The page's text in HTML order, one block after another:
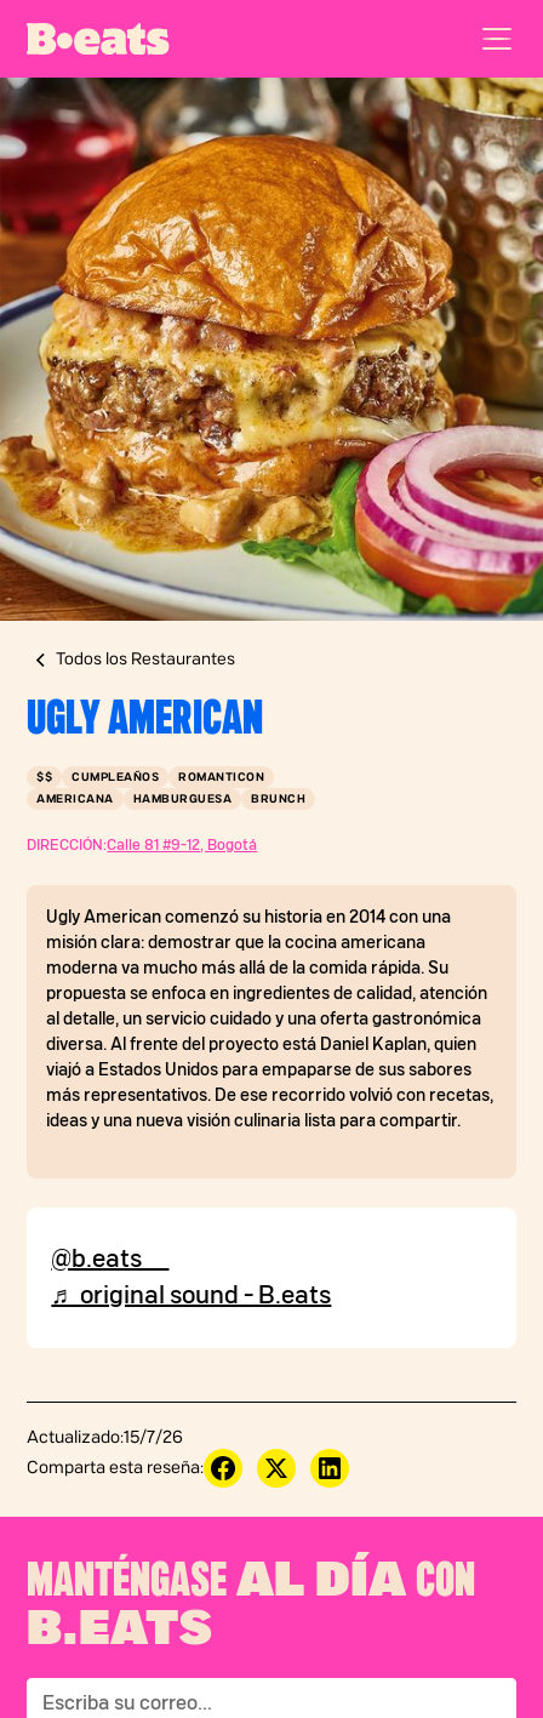
Todos los Restaurantes
UGLY AMERICAN
$$ CUMPLEAÑOS
ROMANTICON
AMERICANA
HAMBURGUESA BRUNCH
DIRECCIÓN:Calle 81 #9-12, Bogotá
Ugly American comenzó su historia en 2014 con una
misión clara: demostrar que la cocina americana
moderna va mucho más allá de la comida rápida. Su
propuesta se enfoca en ingredientes de calidad, atención
al detalle, un servicio cuidado y una oferta gastronómica
diversa. Al frente del proyecto está Daniel Kaplan, quien
viajó a Estados Unidos para empaparse de sus sabores
más representativos. De ese recorrido volvió con recetas,
ideas y una nueva visión culinaria lista para compartir.
@b.eats__
♬ original sound - B.eats
Actualizado:15/7/26
Comparta esta reseña:
MANTÉNGASE AL DÍA CON
B.EATS